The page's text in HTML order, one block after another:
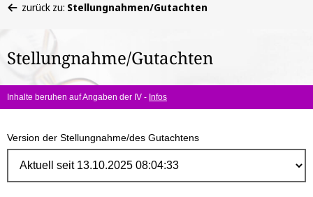
befinden
hier:
zurück zu: Stellungnahmen/Gutachten
Stellungnahme/Gutachten
Inhalte beruhen auf Angaben der IV - Infos
Version der Stellungnahme/des Gutachtens